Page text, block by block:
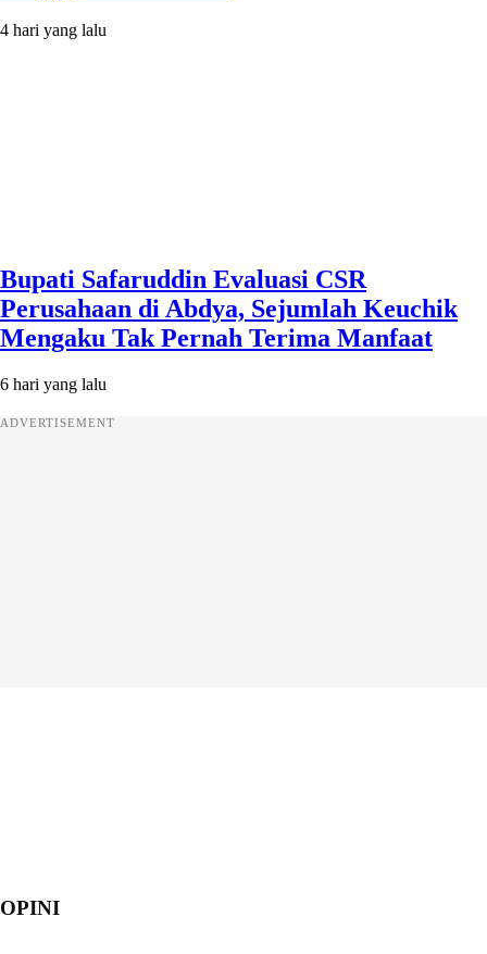
4 hari yang lalu
Bupati Safaruddin Evaluasi CSR
Perusahaan di Abdya, Sejumlah Keuchik
Mengaku Tak Pernah Terima Manfaat
6 hari yang lalu
ADVERTISEMENT
OPINI